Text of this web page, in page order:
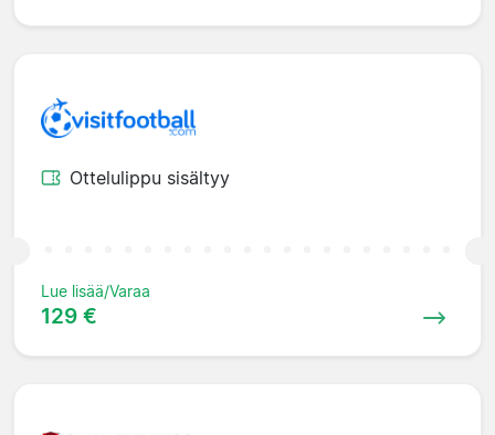
Ottelulippu sisältyy
Lue lisää/Varaa
129 €